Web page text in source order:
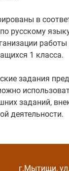
в
русскому
1 класса.
задания
заданий,
деятельности.
г.Мытищи,